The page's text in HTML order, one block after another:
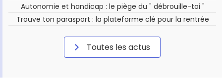
Autonomie et handicap : le piège du " débrouille-toi "
Trouve ton parasport : la plateforme clé pour la rentrée
Toutes les actus